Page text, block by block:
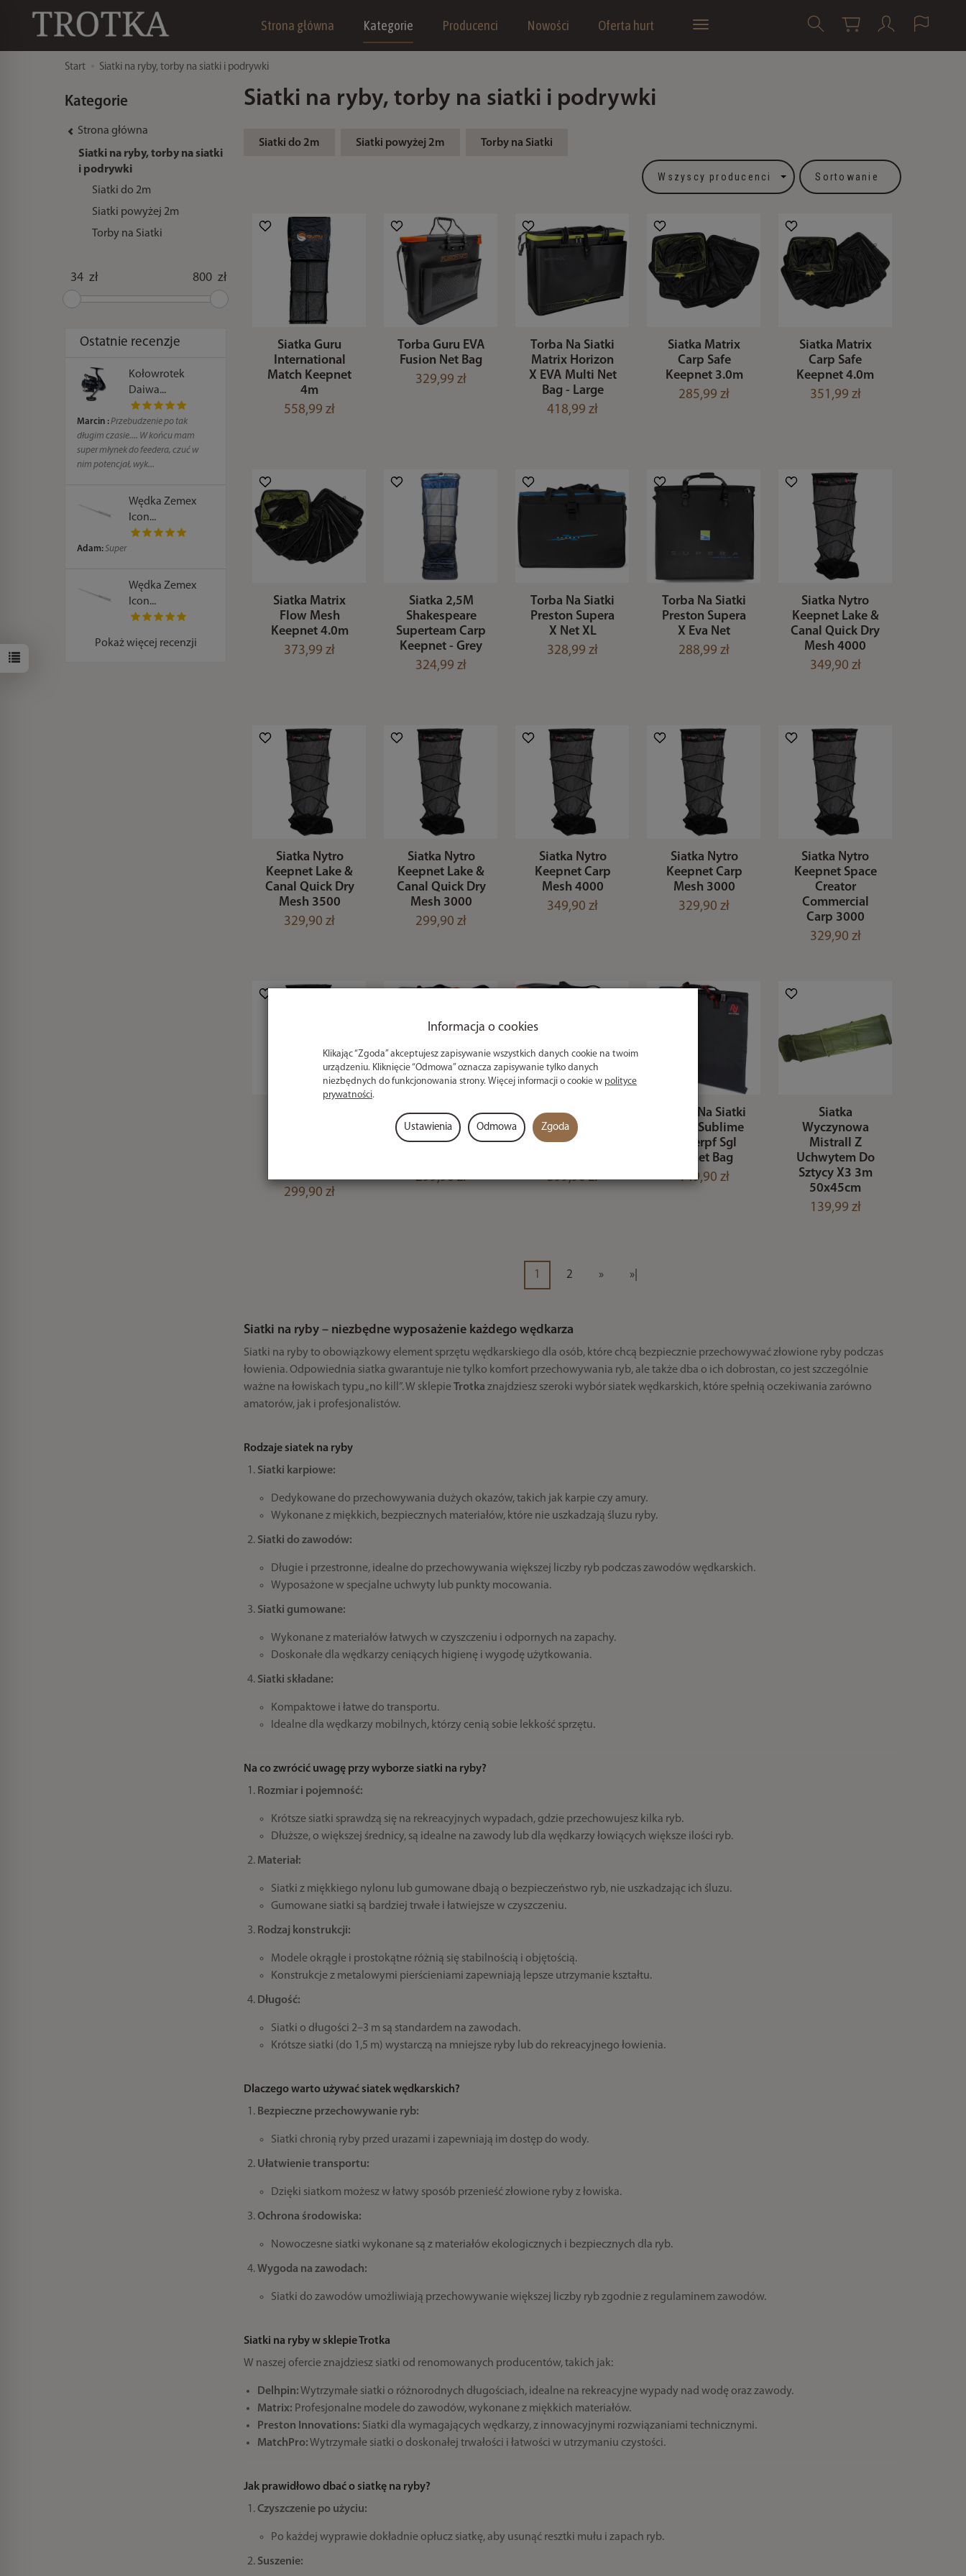
Strona główna Kategorie Producenci Nowości Oferta hurt
Start Siatki na ryby, torby na siatki i podrywki
Siatki na ryby, torby na siatki i podrywki
Siatki do 2m Siatki powyżej 2m Torby na Siatki
Sortowanie
Siatka Guru
International
Match Keepnet
4m
558,99 zł
Torba Guru EVA
Fusion Net Bag
329,99 zł
Torba Na Siatki
Matrix Horizon
X EVA Multi Net
Bag - Large
418,99 zł
Siatka Matrix
Carp Safe
Keepnet 3.0m
285,99 zł
Siatka Matrix
Carp Safe
Keepnet 4.0m
351,99 zł
Siatka Matrix
Flow Mesh
Keepnet 4.0m
373,99 zł
Siatka 2,5M
Shakespeare
Superteam Carp
Keepnet - Grey
324,99 zł
Torba Na Siatki
Preston Supera
X Net XL
328,99 zł
Torba Na Siatki
Preston Supera
X Eva Net
288,99 zł
Siatka Nytro
Keepnet Lake &
Canal Quick Dry
Mesh 4000
349,90 zł
Siatka Nytro
Keepnet Lake &
Canal Quick Dry
Mesh 3500
329,90 zł
Siatka Nytro
Keepnet Lake &
Canal Quick Dry
Mesh 3000
299,90 zł
Siatka Nytro
Keepnet Carp
Mesh 4000
349,90 zł
Siatka Nytro
Keepnet Carp
Mesh 3000
329,90 zł
Siatka Nytro
Keepnet Space
Creator
Commercial
Carp 3000
329,90 zł
299,90 zł
Torba Na Siatki
Nytro Starkx Eva
Waterproof
299,90 zł
Torba Na Siatki
Nytro Starkx Eva
Waterproof
399,90 zł
Torba Na Siatki
Nytro Sublime
Waterpf Sgl
Kpnet Bag
149,90 zł
Siatka
Wyczynowa
Mistrall Z
Uchwytem Do
Sztycy X3 3m
50x45cm
139,99 zł
1 2 » »|
Siatki na ryby – niezbędne wyposażenie każdego wędkarza
Siatki na ryby to obowiązkowy element sprzętu wędkarskiego dla osób, które chcą bezpiecznie przechowywać złowione ryby podczas
łowienia. Odpowiednia siatka gwarantuje nie tylko komfort przechowywania ryb, ale także dba o ich dobrostan, co jest szczególnie
ważne na łowiskach typu „no kill”. W sklepieTrotka znajdziesz szeroki wybór siatek wędkarskich, które spełnią oczekiwania zarówno
amatorów, jak i profesjonalistów.
Rodzaje siatek na ryby
Siatki karpiowe:
Dedykowane do przechowywania dużych okazów, takich jak karpie czy amury.
Wykonane z miękkich, bezpiecznych materiałów, które nie uszkadzają śluzu ryby.
Siatki do zawodów:
Długie i przestronne, idealne do przechowywania większej liczby ryb podczas zawodów wędkarskich.
Wyposażone w specjalne uchwyty lub punkty mocowania.
Siatki gumowane:
Wykonane z materiałów łatwych w czyszczeniu i odpornych na zapachy.
Doskonałe dla wędkarzy ceniących higienę i wygodę użytkowania.
Siatki składane:
Kompaktowe i łatwe do transportu.
Idealne dla wędkarzy mobilnych, którzy cenią sobie lekkość sprzętu.
Na co zwrócić uwagę przy wyborze siatki na ryby?
Rozmiar i pojemność:
Krótsze siatki sprawdzą się na rekreacyjnych wypadach, gdzie przechowujesz kilka ryb.
Dłuższe, o większej średnicy, są idealne na zawody lub dla wędkarzy łowiących większe ilości ryb.
Materiał:
Siatki z miękkiego nylonu lub gumowane dbają o bezpieczeństwo ryb, nie uszkadzając ich śluzu.
Gumowane siatki są bardziej trwałe i łatwiejsze w czyszczeniu.
Rodzaj konstrukcji:
Modele okrągłe i prostokątne różnią się stabilnością i objętością.
Konstrukcje z metalowymi pierścieniami zapewniają lepsze utrzymanie kształtu.
Długość:
Siatki o długości 2–3 m są standardem na zawodach.
Krótsze siatki (do 1,5 m) wystarczą na mniejsze ryby lub do rekreacyjnego łowienia.
Dlaczego warto używać siatek wędkarskich?
Bezpieczne przechowywanie ryb:
Siatki chronią ryby przed urazami i zapewniają im dostęp do wody.
Ułatwienie transportu:
Dzięki siatkom możesz w łatwy sposób przenieść złowione ryby z łowiska.
Ochrona środowiska:
Nowoczesne siatki wykonane są z materiałów ekologicznych i bezpiecznych dla ryb.
Wygoda na zawodach:
Siatki do zawodów umożliwiają przechowywanie większej liczby ryb zgodnie z regulaminem zawodów.
Siatki na ryby w sklepie Trotka
W naszej ofercie znajdziesz siatki od renomowanych producentów, takich jak:
Delhpin:Wytrzymałe siatki o różnorodnych długościach, idealne na rekreacyjne wypady nad wodę oraz zawody.
Matrix: Profesjonalne modele do zawodów, wykonane z miękkich materiałów.
Preston Innovations: Siatki dla wymagających wędkarzy, z innowacyjnymi rozwiązaniami technicznymi.
MatchPro:Wytrzymałe siatki o doskonałej trwałości i łatwości w utrzymaniu czystości.
Jak prawidłowo dbać o siatkę na ryby?
Czyszczenie po użyciu:
Po każdej wyprawie dokładnie opłucz siatkę, aby usunąć resztki mułu i zapach ryb.
Suszenie:
Kategorie
Strona główna
Siatki na ryby, torby na siatki
i podrywki
Siatki do 2m
Siatki powyżej 2m
Torby na Siatki
zł zł
Ostatnie recenzje
Kołowrotek
Daiwa...
Marcin :Przebudzenie po tak
długim czasie.... W końcu mam
super młynek do feedera, czuć w
nim potencjał, wyk...
Wędka Zemex
Icon...
Adam:Super
Wędka Zemex
Icon...
Pokaż więcej recenzji
Informacja o cookies
Klikając “Zgoda” akceptujesz zapisywanie wszystkich danych cookie na twoim
urządzeniu. Kliknięcie “Odmowa” oznacza zapisywanie tylko danych
niezbędnych do funkcjonowania strony. Więcej informacji o cookie w polityce
prywatności.
Ustawienia Odmowa Zgoda